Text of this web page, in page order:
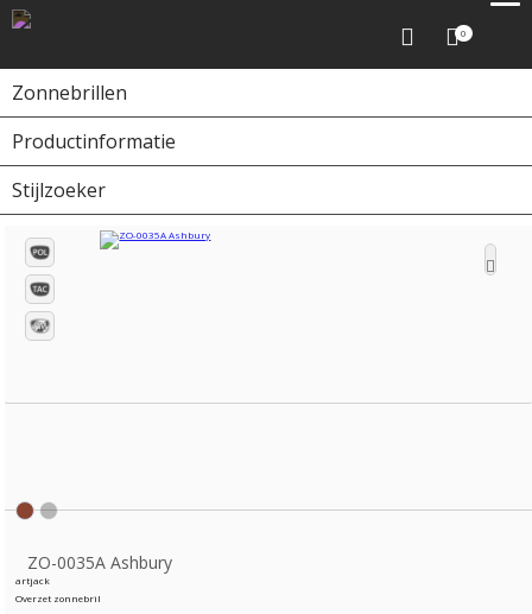
0
Zonnebrillen
Productinformatie
Stijlzoeker
Home Zonnebrillen
ZO-0035A Ashbury
artjack
Overzet zonnebril